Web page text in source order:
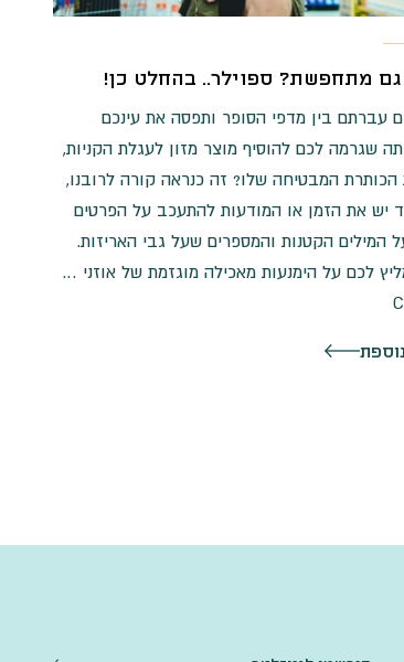
מתחפשת? ספוילר.. בהחלט כן!
עברתם בין מדפי הסופר ותפסה את עינכם
שגרמה לכם להוסיף מוצר מזון לעגלת הקניות,
המבטיחה שלו? זה כנראה קורה לרובנו,
יש את הזמן או המודעות להתעכב על הפרטים
המילים הקטנות והמספרים שעל גבי האריזות.
לכם על הימנעות מאכילה מוגזמת של אוזני …